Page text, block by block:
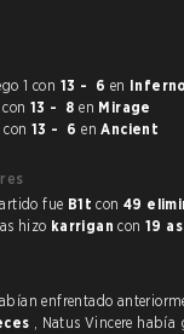
ganó el Juego 1 con 13 - 6 en Inferno
ganó el Juego 2 con 13 - 8 en Mirage
ganó el Juego 3 con 13 - 6 enAncient
fue B1t con 49
hizo karrigan con 19
FaZe Clan y Natus Vincere se habían enfrentado
, Natus Vincere